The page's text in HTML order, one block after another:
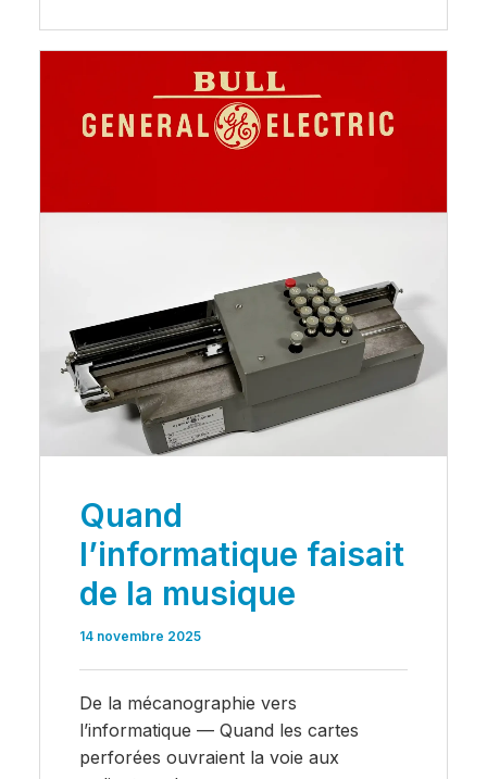
Quand
l’informatique faisait
de la musique
14 novembre 2025
De la mécanographie vers
l’informatique — Quand les cartes
perforées ouvraient la voie aux